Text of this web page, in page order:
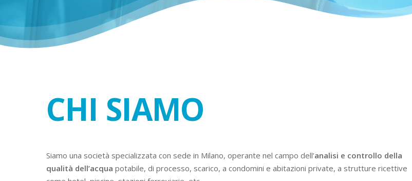
CHI SIAMO
Siamo una società specializzata con sede in Milano, operante nel campo dell’analisi e controllo della
qualità dell’acquapotabile, di processo, scarico, a condomini e abitazioni private, a strutture ricettive